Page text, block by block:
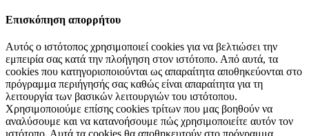
Επισκόπηση απορρήτου
Αυτός ο ιστότοπος χρησιμοποιεί cookies για να βελτιώσει την
εμπειρία σας κατά την πλοήγηση στον ιστότοπο. Από αυτά, τα
cookies που κατηγοριοποιούνται ως απαραίτητα αποθηκεύονται στο
πρόγραμμα περιήγησής σας καθώς είναι απαραίτητα για τη
λειτουργία των βασικών λειτουργιών του ιστότοπου.
Χρησιμοποιούμε επίσης cookies τρίτων που μας βοηθούν να
αναλύσουμε και να κατανοήσουμε πώς χρησιμοποιείτε αυτόν τον
ιστότοπο. Αυτά τα cookies θα αποθηκευτούν στο πρόγραμμα